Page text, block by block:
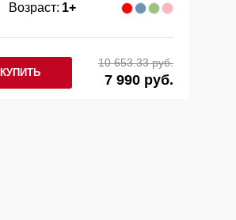
Возраст: 1+
КУПИТЬ
10 653.33 руб.
7 990 руб.